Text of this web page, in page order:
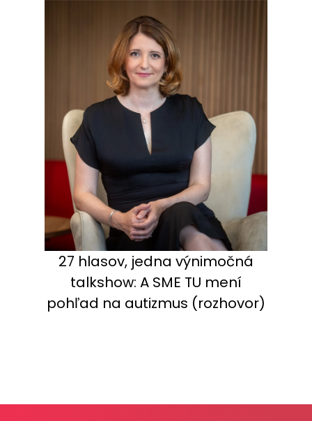
27 hlasov, jedna výnimočná
talkshow: A SME TU mení
pohľad na autizmus (rozhovor)